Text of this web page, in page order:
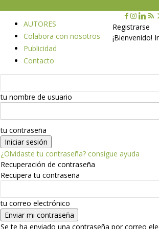
AUTORES
Colabora con nosotros
Publicidad
Contacto
Registrarse
¡Bienvenido!
tu nombre de usuario
tu contraseña
¿Olvidaste tu contraseña? consigue ayuda
Recuperación de contraseña
Recupera tu contraseña
tu correo electrónico
Se te ha enviado una contraseña por correo